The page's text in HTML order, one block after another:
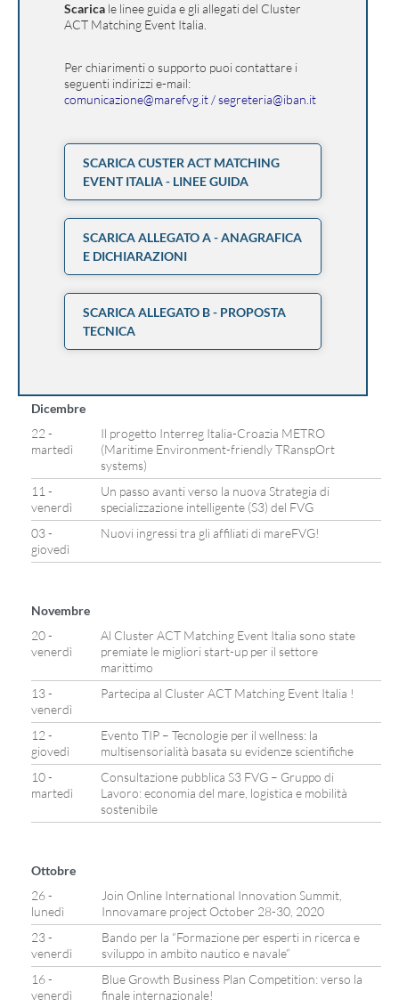
Scarica le linee guida e gli allegati del Cluster
ACT Matching Event Italia.
Per chiarimenti o supporto puoi contattare i
seguenti indirizzi e-mail:
comunicazione@marefvg.it /segreteria@iban.it
SCARICA CUSTER ACT MATCHING
EVENT ITALIA - LINEE GUIDA
SCARICA ALLEGATO A - ANAGRAFICA
E DICHIARAZIONI
SCARICA ALLEGATO B - PROPOSTA
TECNICA
Dicembre
22 -
martedì
Il progetto Interreg Italia-Croazia METRO
(Maritime Environment-friendly TRanspOrt
systems)
11 -
venerdì
Un passo avanti verso la nuova Strategia di
specializzazione intelligente (S3) del FVG
03 -
giovedì
Nuovi ingressi tra gli affiliati di mareFVG!
Novembre
20 -
venerdì
Al Cluster ACT Matching Event Italia sono state
premiate le migliori start-up per il settore
marittimo
13 -
venerdì
Partecipa al Cluster ACT Matching Event Italia !
12 -
giovedì
Evento TIP – Tecnologie per il wellness: la
multisensorialità basata su evidenze scientifiche
10 -
martedì
Consultazione pubblica S3 FVG – Gruppo di
Lavoro: economia del mare, logistica e mobilità
sostenibile
Ottobre
26 -
lunedì
Join Online International Innovation Summit,
Innovamare project October 28-30, 2020
23 -
venerdì
Bando per la “Formazione per esperti in ricerca e
sviluppo in ambito nautico e navale”
16 -
venerdì
Blue Growth Business Plan Competition: verso la
finale internazionale!